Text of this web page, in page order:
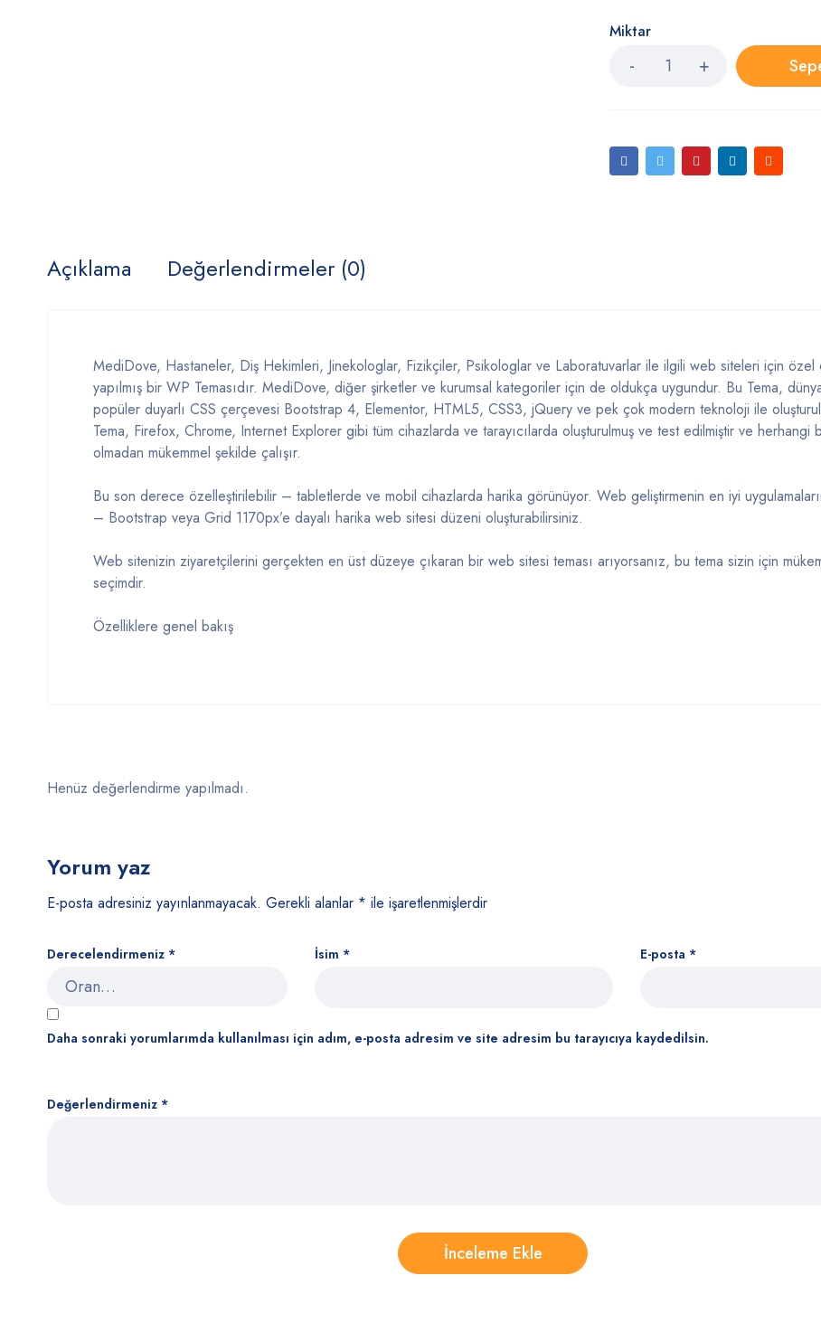
Miktar
Açıklama Değerlendirmeler (0)
MediDove, Hastaneler, Diş Hekimleri, Jinekologlar, Fizikçiler, Psikologlar ve Laboratuvarlar ile ilgili web siteleri için özel
yapılmış bir WP Temasıdır. MediDove, diğer şirketler ve kurumsal kategoriler için de oldukça uygundur. Bu Tema,
popüler duyarlı CSS çerçevesi Bootstrap 4, Elementor, HTML5, CSS3, jQuery ve pek çok modern teknoloji ile
Tema, Firefox, Chrome, Internet Explorer gibi tüm cihazlarda ve tarayıcılarda oluşturulmuş ve test edilmiştir ve herhangi
olmadan mükemmel şekilde çalışır.
Bu son derece özelleştirilebilir – tabletlerde ve mobil cihazlarda harika görünüyor. Web geliştirmenin en iyi
– Bootstrap veya Grid 1170px’e dayalı harika web sitesi düzeni oluşturabilirsiniz.
Web sitenizin ziyaretçilerini gerçekten en üst düzeye çıkaran bir web sitesi teması arıyorsanız, bu tema sizin için
seçimdir.
Özelliklere genel bakış
Henüz değerlendirme yapılmadı.
Yorum yaz
E-posta adresiniz yayınlanmayacak. Gerekli alanlar * ile işaretlenmişlerdir
Derecelendirmeniz *
Değerlendirmeniz *
İsim * E-posta *
Daha sonraki yorumlarımda kullanılması için adım, e-posta adresim ve site adresim bu tarayıcıya kaydedilsin.